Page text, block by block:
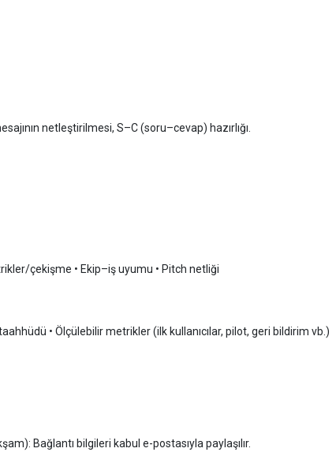
netleştirilmesi, S–C (soru–cevap) hazırlığı.
çekişme • Ekip–iş uyumu • Pitch netliği
• Ölçülebilir metrikler (ilk kullanıcılar, pilot, geri bildirim vb.)
Bağlantı bilgileri kabul e-postasıyla paylaşılır.